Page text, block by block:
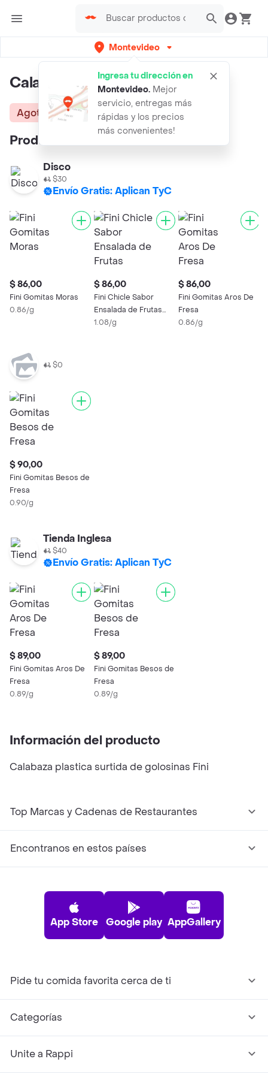
Montevideo
Ingresa tu dirección en
Montevideo. Mejor
servicio, entregas más
rápidas y los precios
más convenientes!
Calabaza Fini Surtida
Agotado
Productos similares:
Disco
$30
Envío Gratis: Aplican TyC
$ 86,00
Fini Gomitas Moras
0.86/g
$ 86,00
Fini Chicle Sabor
Ensalada de Frutas
Surtidas
1.08/g
$ 86,00
Fini Gomitas Aros De
Fresa
0.86/g
$0
$ 90,00
Fini Gomitas Besos de
Fresa
0.90/g
Tienda Inglesa
$40
Envío Gratis: Aplican TyC
$ 89,00
Fini Gomitas Aros De
Fresa
0.89/g
$ 89,00
Fini Gomitas Besos de
Fresa
0.89/g
Información del producto
Calabaza plastica surtida de golosinas Fini
Top Marcas y Cadenas de Restaurantes
Encontranos en estos países
App Store Google play AppGallery
Pide tu comida favorita cerca de ti
Categorías
Unite a Rappi